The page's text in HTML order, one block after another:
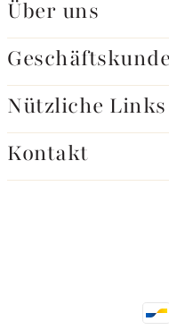
Über uns
Nützliche Links
Kontakt